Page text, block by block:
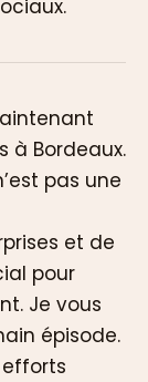
à Bordeaux.
pas une
et de
pour
Je vous
épisode.